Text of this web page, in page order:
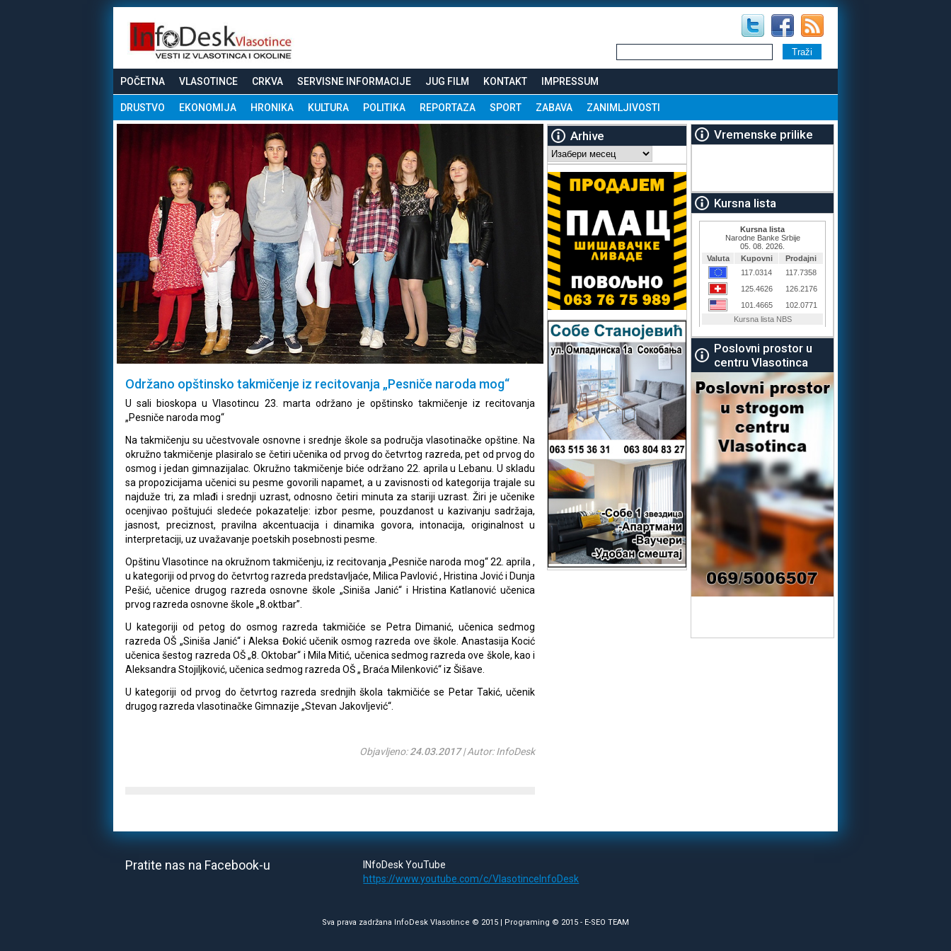
POČETNA VLASOTINCE CRKVA SERVISNE INFORMACIJE JUG FILM KONTAKT IMPRESSUM
DRUSTVO EKONOMIJA HRONIKA KULTURA POLITIKA REPORTAZA SPORT ZABAVA ZANIMLJIVOSTI
Održano opštinsko takmičenje iz recitovanja „Pesniče naroda mog“
U sali bioskopa u Vlasotincu 23. marta održano je opštinsko takmičenje iz recitovanja
„Pesniče naroda mog“
Na takmičenju su učestvovale osnovne i srednje škole sa područja vlasotinačke opštine. Na
okružno takmičenje plasiralo se četiri učenika od prvog do četvrtog razreda, pet od prvog do
osmog i jedan gimnazijalac. Okružno takmičenje biće održano 22. aprila u Lebanu. U skladu
sa propozicijama učenici su pesme govorili napamet, a u zavisnosti od kategorija trajale su
najduže tri, za mlađi i srednji uzrast, odnosno četiri minuta za stariji uzrast. Žiri je učenike
ocenjivao poštujući sledeće pokazatelje: izbor pesme, pouzdanost u kazivanju sadržaja,
jasnost, preciznost, pravilna akcentuacija i dinamika govora, intonacija, originalnost u
interpretaciji, uz uvažavanje poetskih posebnosti pesme.
Opštinu Vlasotince na okružnom takmičenju, iz recitovanja „Pesniče naroda mog“ 22. aprila ,
u kategoriji od prvog do četvrtog razreda predstavljaće, Milica Pavlović , Hristina Jović i Dunja
Pešić, učenice drugog razreda osnovne škole „Siniša Janić“ i Hristina Katlanović učenica
prvog razreda osnovne škole „8.oktbar”.
U kategoriji od petog do osmog razreda takmičiće se Petra Dimanić, učenica sedmog
razreda OŠ „Siniša Janić“ i Aleksa Đokić učenik osmog razreda ove škole. Anastasija Kocić
učenica šestog razreda OŠ „8. Oktobar“ i Mila Mitić, učenica sedmog razreda ove škole, kao i
Aleksandra Stojiljković, učenica sedmog razreda OŠ „ Braća Milenković“ iz Šišave.
U kategoriji od prvog do četvrtog razreda srednjih škola takmičiće se Petar Takić, učenik
drugog razreda vlasotinačke Gimnazije „Stevan Jakovljević“.
Objavljeno:24.03.2017| Autor: InfoDesk
Arhive
Arhive
Vremenske prilike
Kursna lista
Poslovni prostor u
centru Vlasotinca
Pratite nas na Facebook-u
INfoDesk YouTube
https://www.youtube.com/c/VlasotinceInfoDesk
Sva prava zadržana InfoDesk Vlasotince © 2015 | Programing © 2015 - E-SEO TEAM